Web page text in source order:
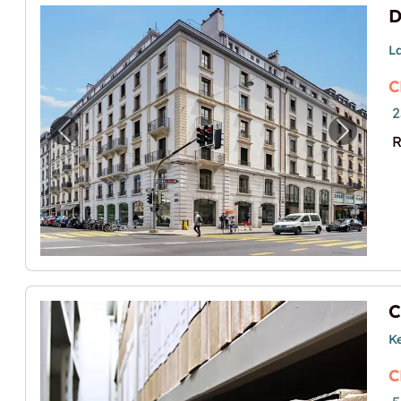
Vorheriges Bild für "Dépôt à louer près du